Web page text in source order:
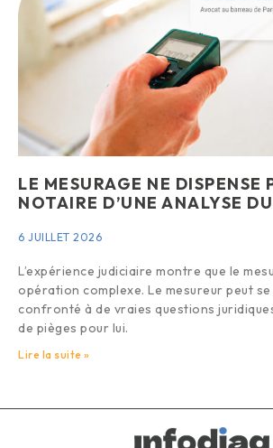
LE MESURAGE NE DISPENSE
NOTAIRE D’UNE ANALYSE
6 JUILLET 2026
L’expérience judiciaire montre que le
opération complexe. Le mesureur peut
confronté à de vraies questions
de pièges pour lui.
Lire la suite »